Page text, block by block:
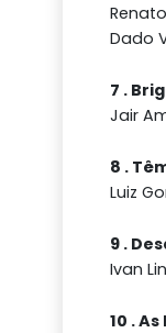
Dado
7 .
Jair
8 .
Luiz
9 .
Ivan
10 .